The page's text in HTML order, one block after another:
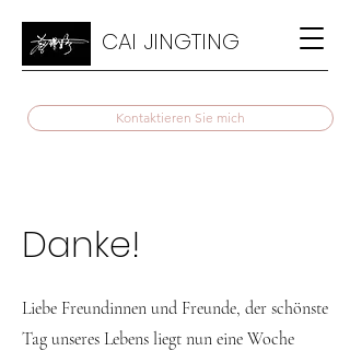
CAI JINGTING
Kontaktieren Sie mich
Danke!
Liebe Freundinnen und Freunde, der schönste
Tag unseres Lebens liegt nun eine Woche